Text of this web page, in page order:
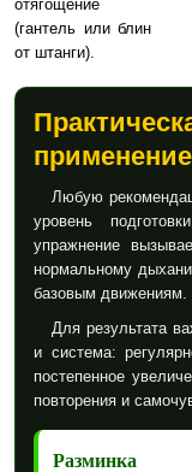
отягощение
(гантель или блин
от штанги).
Любую
уровень
упражнение
нормальному
базовым движениям.
Для результата
и система:
постепенное
повторения и
Разминка